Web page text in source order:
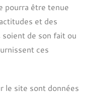
pourra être tenue
et des
soient de son fait ou
ces
le site sont données